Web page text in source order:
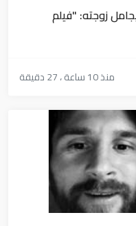
يجامل زوجته: "فيلم
منذ 10 ساعة ، 27 دقيقة